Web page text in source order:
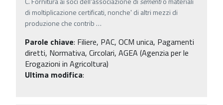
di moltiplicazione certificati, nonche' di altri mezzi di
produzione che contrib …
Parole chiave: Filiere, PAC, OCM unica, Pagamenti
diretti, Normativa, Circolari, AGEA (Agenzia per le
Erogazioni in Agricoltura)
Ultima modifica: